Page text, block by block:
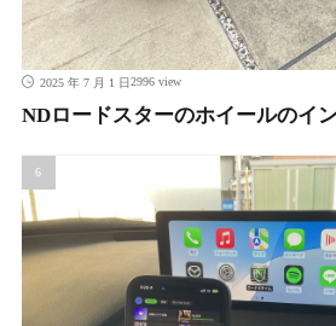
2025 年 7 月 1 日2996 view
NDロードスターのホイールのイ